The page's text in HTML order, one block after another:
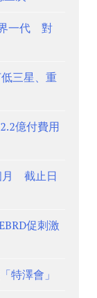
一代 對
三星、重
億付費用
月 截止日
促刺激
特澤會」